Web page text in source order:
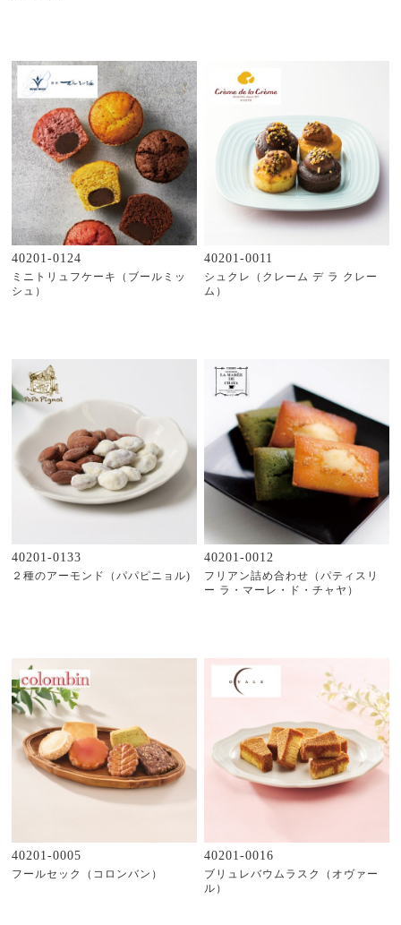
40201-0124
ミニトリュフケーキ（ブールミッ
シュ）
40201-0011
シュクレ（クレーム デ ラ クレー
ム）
40201-0133
２種のアーモンド（パパピニョル)
40201-0012
フリアン詰め合わせ（パティスリ
ー ラ・マーレ・ド・チャヤ）
40201-0005
フールセック（コロンバン）
40201-0016
ブリュレバウムラスク（オヴァー
ル）